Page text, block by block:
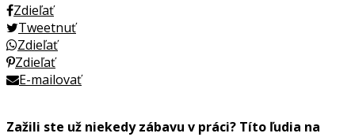
Zdieľať
Tweetnuť
Zdieľať
Zdieľať
E-mailovať
Zažili ste už niekedy zábavu v práci? Títo ľudia na